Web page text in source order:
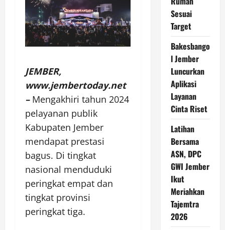
JEMBER,
www.jembertoday.net
–Mengakhiri tahun 2024
pelayanan publik
Kabupaten Jember
mendapat prestasi
bagus. Di tingkat
nasional menduduki
peringkat empat dan
tingkat provinsi
peringkat tiga.
Sesuai
Target
Bakesbango
l Jember
Luncurkan
Aplikasi
Layanan
Cinta Riset
Latihan
Bersama
ASN, DPC
GWI Jember
Ikut
Meriahkan
Tajemtra
2026